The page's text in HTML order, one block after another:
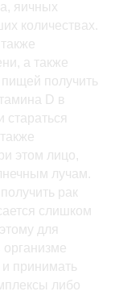
яичных
количествах.
а также
получить
D в
этом лицо,
лучам.
рак
слишком
для
принимать
либо